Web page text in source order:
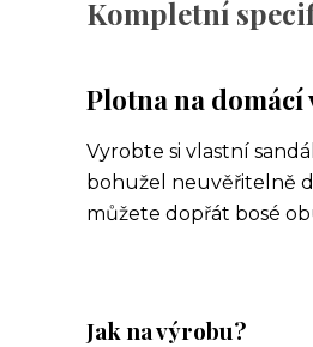
Kompletní
Plotna na
Vyrobte si vlastní
bohužel neuvěřitelně
můžete dopřát bosé
Jak na výrobu?